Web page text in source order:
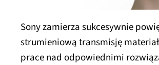
Sony zamierza sukcesywnie
strumieniową transmisję
prace nad odpowiednimi